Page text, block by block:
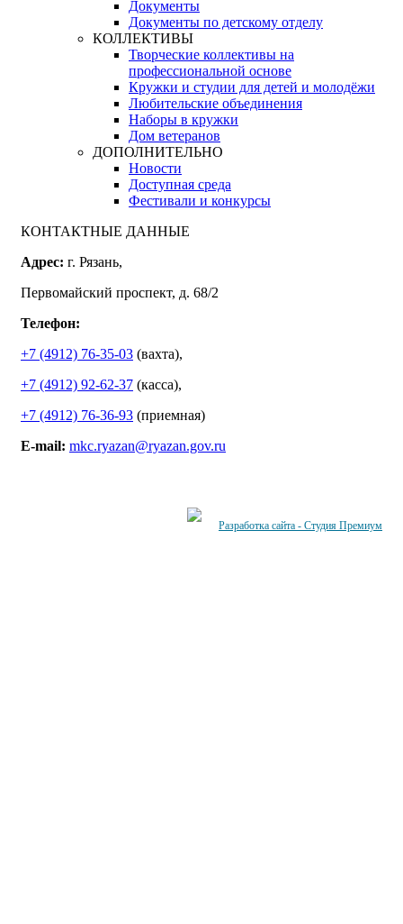
Документы
Документы по детскому отделу
КОЛЛЕКТИВЫ
Творческие коллективы на
профессиональной основе
Кружки и студии для детей и молодёжи
Любительские объединения
Наборы в кружки
Дом ветеранов
ДОПОЛНИТЕЛЬНО
Новости
Доступная среда
Фестивали и конкурсы
КОНТАКТНЫЕ ДАННЫЕ
Адрес: г. Рязань,
Первомайский проспект, д. 68/2
Телефон:
+7 (4912) 76-35-03 (вахта),
+7 (4912) 92-62-37 (касса),
+7 (4912) 76-36-93 (приемная)
E-mail: mkc.ryazan@ryazan.gov.ru
Разработка сайта - Студия Премиум